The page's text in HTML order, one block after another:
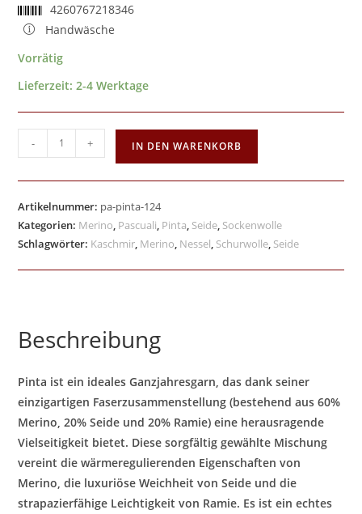
4260767218346
Handwäsche
Vorrätig
Lieferzeit:2-4 Werktage
- + IN DEN WARENKORB
Artikelnummer: pa-pinta-124
Kategorien: Merino, Pascuali, Pinta, Seide, Sockenwolle
Schlagwörter: Kaschmir, Merino, Nessel, Schurwolle, Seide
Beschreibung
Pinta ist ein ideales Ganzjahresgarn, das dank seiner
einzigartigen Faserzusammenstellung (bestehend aus 60%
Merino, 20% Seide und 20% Ramie) eine herausragende
Vielseitigkeit bietet. Diese sorgfältig gewählte Mischung
vereint die wärmeregulierenden Eigenschaften von
Merino, die luxuriöse Weichheit von Seide und die
strapazierfähige Leichtigkeit von Ramie. Es ist ein echtes